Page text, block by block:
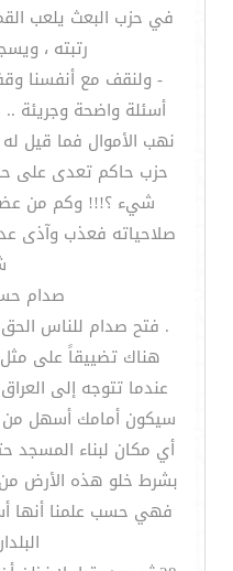
في حزب البعث يلعب
رتبته ،
- ولنقف مع أنفسنا
أسئلة واضحة
نهب الأموال فما
حزب حاكم تعدى على
شيء ؟!!! وكم من
صلاحياته فعذب وآذى
صدام
. فتح صدام للناس
هناك تضييقاً على
عندما تتوجه إلى
سيكون أمامك أسهل من
أي مكان لبناء المسجد
بشرط خلو هذه الأرض من
فهي حسب علمنا أنها